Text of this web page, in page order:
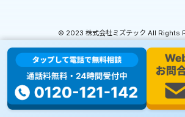
© 2023 株式会社ミズテック All Rights